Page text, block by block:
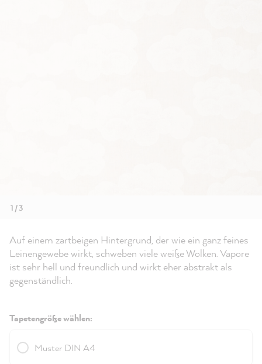
1 / 3
Auf einem zartbeigen Hintergrund, der wie ein ganz feines
Leinengewebe wirkt, schweben viele weiße Wolken. Vapore
ist sehr hell und freundlich und wirkt eher abstrakt als
gegenständlich.
Tapetengröße wählen:
Muster DIN A4